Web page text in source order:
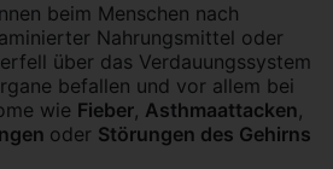
beim Menschen nach
Nahrungsmittel oder
über das Verdauungssystem
befallen und vor allem bei
wie Fieber, Asthmaattacken,
oder Störungen des Gehirns